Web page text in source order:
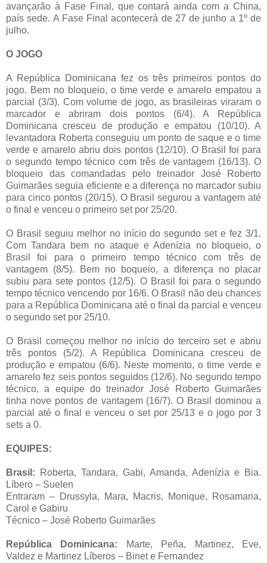
avançarão à Fase Final, que contará ainda com a China,
país sede. A Fase Final acontecerá de 27 de junho a 1º de
julho.
O JOGO
A República Dominicana fez os três primeiros pontos do
jogo. Bem no bloqueio, o time verde e amarelo empatou a
parcial (3/3). Com volume de jogo, as brasileiras viraram o
marcador e abriram dois pontos (6/4). A República
Dominicana cresceu de produção e empatou (10/10). A
levantadora Roberta conseguiu um ponto de saque e o time
verde e amarelo abriu dois pontos (12/10). O Brasil foi para
o segundo tempo técnico com três de vantagem (16/13). O
bloqueio das comandadas pelo treinador José Roberto
Guimarães seguia eficiente e a diferença no marcador subiu
para cinco pontos (20/15). O Brasil segurou a vantagem até
o final e venceu o primeiro set por 25/20.
O Brasil seguiu melhor no início do segundo set e fez 3/1.
Com Tandara bem no ataque e Adenízia no bloqueio, o
Brasil foi para o primeiro tempo técnico com três de
vantagem (8/5). Bem no boqueio, a diferença no placar
subiu para sete pontos (12/5). O Brasil foi para o segundo
tempo técnico vencendo por 16/6. O Brasil não deu chances
para a República Dominicana até o final da parcial e venceu
o segundo set por 25/10.
O Brasil começou melhor no início do terceiro set e abriu
três pontos (5/2). A República Dominicana cresceu de
produção e empatou (6/6). Neste momento, o time verde e
amarelo fez seis pontos seguidos (12/6). No segundo tempo
técnico, a equipe do treinador José Roberto Guimarães
tinha nove pontos de vantagem (16/7). O Brasil dominou a
parcial até o final e venceu o set por 25/13 e o jogo por 3
sets a 0.
EQUIPES:
Brasil: Roberta, Tandara, Gabi, Amanda, Adenízia e Bia.
Líbero – Suelen
Entraram – Drussyla, Mara, Macris, Monique, Rosamaria,
Carol e Gabiru
Técnico – José Roberto Guimarães
República Dominicana: Marte, Peña, Martinez, Eve,
Valdez e Martinez Líberos – Binet e Fernandez